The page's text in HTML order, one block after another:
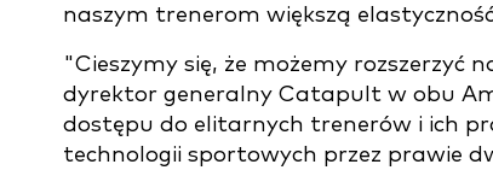
naszym trenerom większą
"Cieszymy się, że możemy rozszerzyć
dyrektor generalny Catapult w obu
dostępu do elitarnych trenerów i ich
technologii sportowych przez prawie